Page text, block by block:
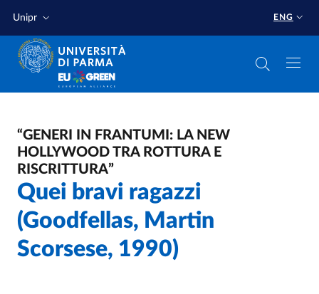
Unipr ENG
“GENERI IN FRANTUMI: LA NEW
HOLLYWOOD TRA ROTTURA E
RISCRITTURA”
Quei bravi ragazzi
(Goodfellas, Martin
Scorsese, 1990)